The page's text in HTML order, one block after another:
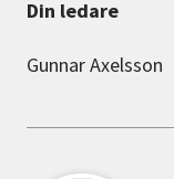
Din ledare
Gunnar Axelsson